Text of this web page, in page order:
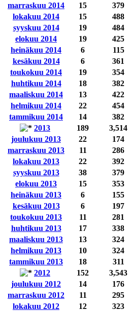
marraskuu 2014
15 379
lokakuu 2014
15 488
syyskuu 2014
19 484
elokuu 2014
19 425
heinäkuu 2014
6 115
kesäkuu 2014
6 361
toukokuu 2014
19 354
huhtikuu 2014
18 382
maaliskuu 2014
13 422
helmikuu 2014
22 454
tammikuu 2014
14 382
2013
189 3,514
joulukuu 2013
22 174
marraskuu 2013
11 286
lokakuu 2013
22 392
syyskuu 2013
38 379
elokuu 2013
15 353
heinäkuu 2013
6 155
kesäkuu 2013
6 197
toukokuu 2013
11 281
huhtikuu 2013
17 338
maaliskuu 2013
13 324
helmikuu 2013
10 324
tammikuu 2013
18 311
2012
152 3,543
joulukuu 2012
14 176
marraskuu 2012
11 295
lokakuu 2012
12 323